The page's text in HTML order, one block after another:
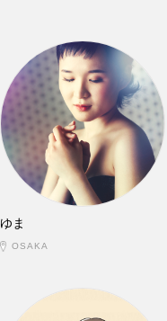
ゆま
OSAKA